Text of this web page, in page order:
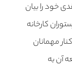
خود را بیان
کارخانه
مهمانان
آن به